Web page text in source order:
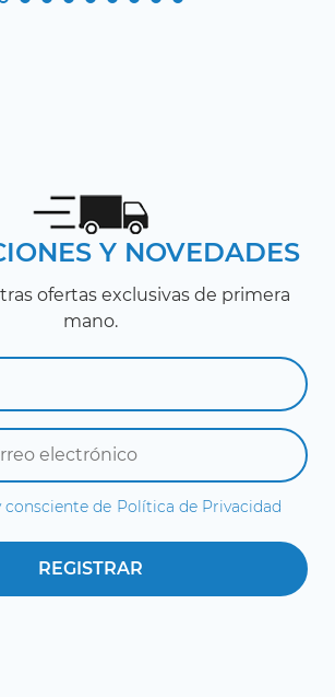
Y NOVEDADES
ofertas exclusivas de primera
mano.
consciente de Política de Privacidad